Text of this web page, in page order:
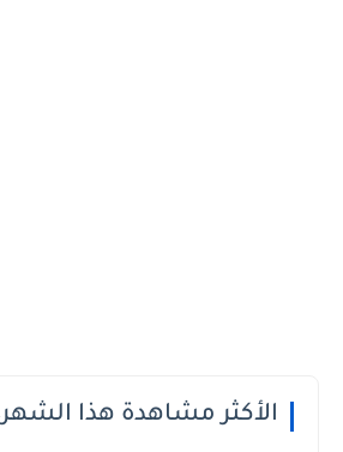
الأكثر مشاهدة هذا الشهر